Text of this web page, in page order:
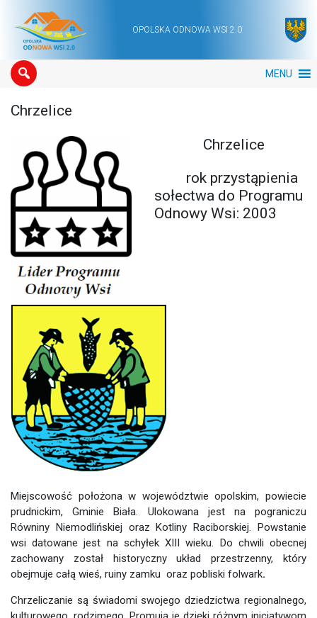
Main NavigationOPOLSKA ODNOWA WSI 2.0
MENU
Chrzelice
Chrzelice
rok przystąpienia
sołectwa do Programu
Odnowy Wsi: 2003
Miejscowość położona w województwie opolskim, powiecie
prudnickim, Gminie Biała. Ulokowana jest na pograniczu
Równiny Niemodlińskiej oraz Kotliny Raciborskiej. Powstanie
wsi datowane jest na schyłek XIII wieku. Do chwili obecnej
zachowany został historyczny układ przestrzenny, który
obejmuje całą wieś, ruiny zamku oraz pobliski folwark.
Chrzeliczanie są świadomi swojego dziedzictwa regionalnego,